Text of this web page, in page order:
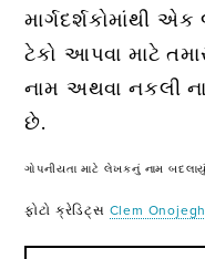
માર્ગદર્શકોમાંથી
ટેકો આપવા માટે
નામ અથવા નકલી
છે.
ગોપનીયતા માટે લેખકનું નામ
ફોટો ક્રેડિટ્સ Clem